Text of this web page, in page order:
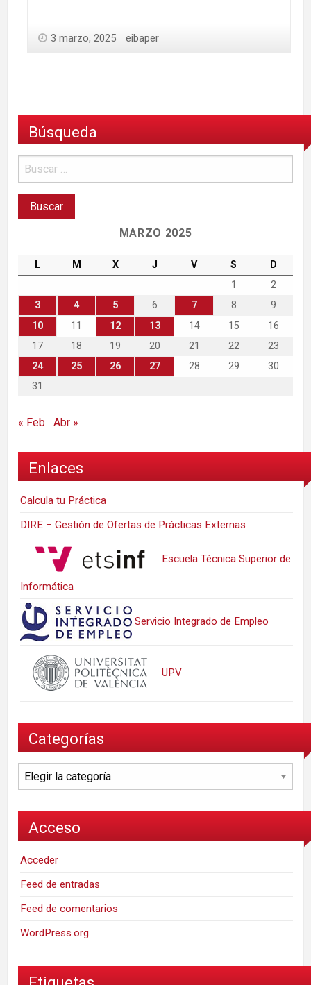
3 marzo, 2025 eibaper
Búsqueda
MARZO 2025
L M X J V S
D
1
2
3
4 5 6 7 8
9
10
11 12 13 14 15
16
17
18 19 20 21 22
23
24
25 26 27 28 29
30
31
« Feb Abr »
Enlaces
Calcula tu Práctica
DIRE – Gestión de Ofertas de Prácticas Externas
Escuela Técnica Superior de
Informática
Servicio Integrado de Empleo
UPV
Categorías
Categorías
Acceso
Acceder
Feed de entradas
Feed de comentarios
WordPress.org